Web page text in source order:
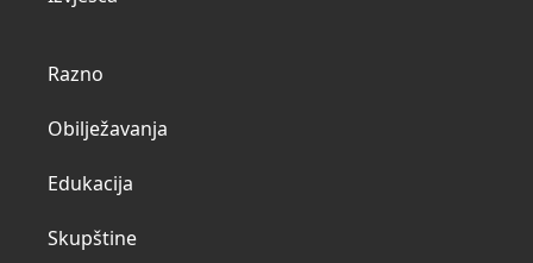
Razno
Obilježavanja
Edukacija
Skupštine